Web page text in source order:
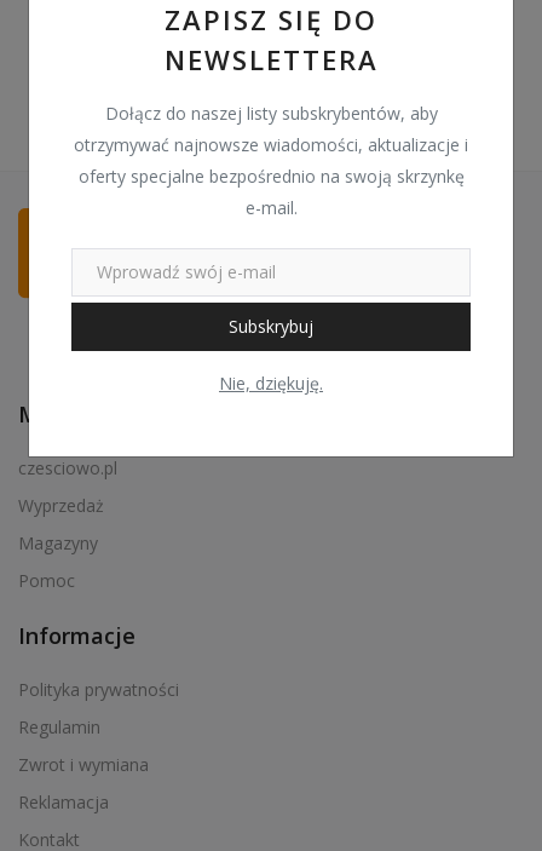
Polski
ZAPISZ SIĘ DO
NEWSLETTERA
Dołącz do naszej listy subskrybentów, aby
otrzymywać najnowsze wiadomości, aktualizacje i
oferty specjalne bezpośrednio na swoją skrzynkę
e-mail.
Subskrybuj
Nie, dziękuję.
Menu podręczne
czesciowo.pl
Wyprzedaż
Magazyny
Pomoc
Informacje
Polityka prywatności
Regulamin
Zwrot i wymiana
Reklamacja
Kontakt